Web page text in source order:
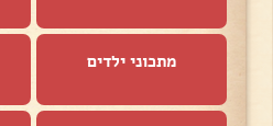
מתכוני ילדים